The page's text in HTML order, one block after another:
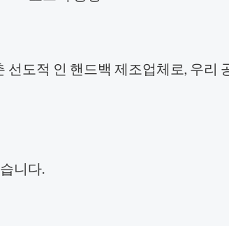
도적 인 핸드백 제조업체로, 우리
니다.